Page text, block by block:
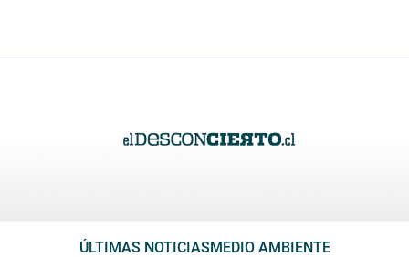
ÚLTIMAS NOTICIASMEDIO AMBIENTE